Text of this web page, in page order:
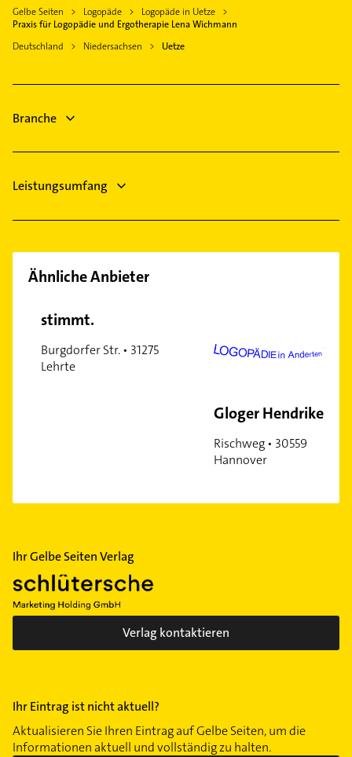
Wedemark
Wendeburg
Hannover
Sanitärinstallation
Bauunternehmen
Fensterbauer
Fenster
Dachdecker
Lüftungsanlagen
Heizungsfirmen
Bauunternehmen
Gelbe Seiten Logopäde
Logopäde in Uetze
Praxis für Logopädie und Ergotherapie Lena Wichmann
Deutschland
Niedersachsen Uetze
Branche
Leistungsumfang
Ähnliche Anbieter
stimmt.
Burgdorfer Str. • 31275
Lehrte
Gloger Hendrike
Rischweg • 30559
Hannover
Ihr Gelbe Seiten Verlag
Verlag kontaktieren
Ihr Eintrag ist nicht aktuell?
Aktualisieren Sie Ihren Eintrag auf Gelbe Seiten, um die
Informationen aktuell und vollständig zu halten.